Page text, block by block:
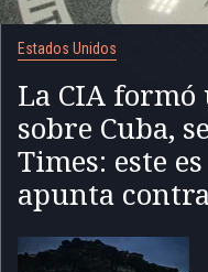
Estados Unidos
La CIA
sobre Cuba,
Times: este
apunta